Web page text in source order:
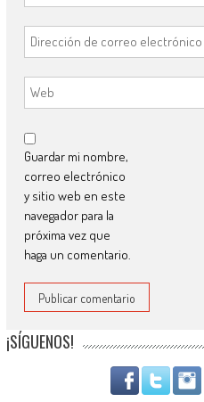
Guardar mi nombre,
correo electrónico
y sitio web en este
navegador para la
próxima vez que
haga un comentario.
¡SÍGUENOS!